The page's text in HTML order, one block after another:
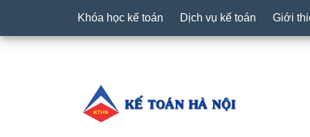
Khóa học kế toán Dịch vụ kế toán Giới